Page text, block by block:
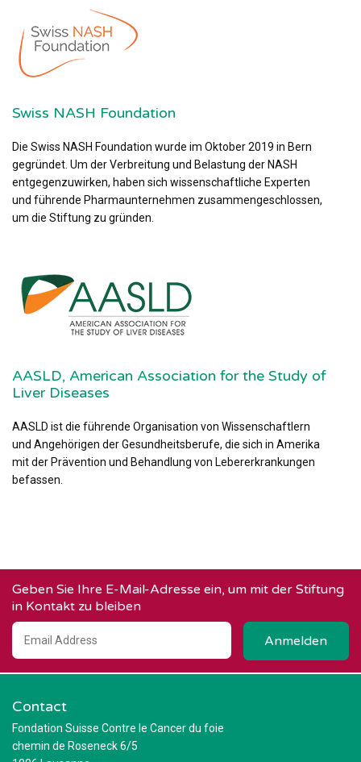
Swiss NASH Foundation
Die Swiss NASH Foundation wurde im Oktober 2019 in Bern
gegründet. Um der Verbreitung und Belastung der NASH
entgegenzuwirken, haben sich wissenschaftliche Experten
und führende Pharmaunternehmen zusammengeschlossen,
um die Stiftung zu gründen.
AASLD, American Association for the Study of
Liver Diseases
AASLD ist die führende Organisation von Wissenschaftlern
und Angehörigen der Gesundheitsberufe, die sich in Amerika
mit der Prävention und Behandlung von Lebererkrankungen
befassen.
Geben Sie Ihre E-Mail-Adresse ein, um mit der Stiftung
in Kontakt zu bleiben
Contact
Fondation Suisse Contre le Cancer du foie
chemin de Roseneck 6/5